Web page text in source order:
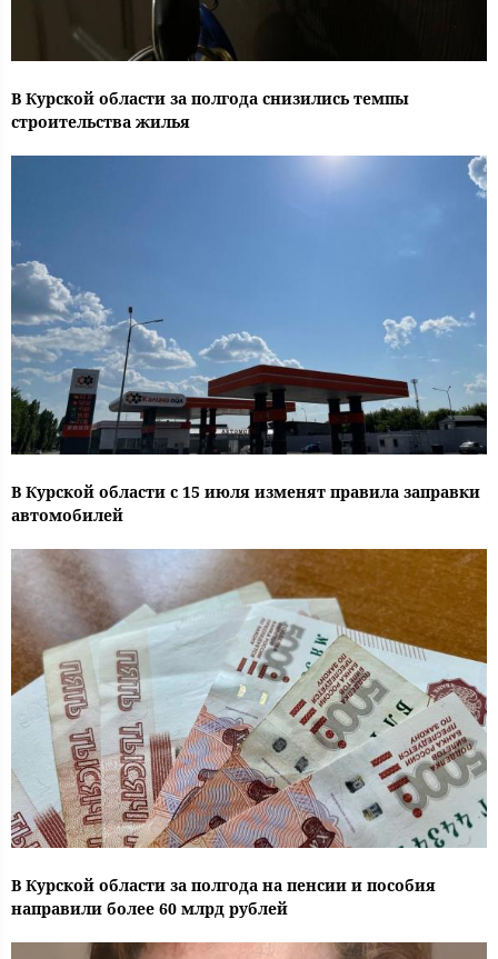
В Курской области за полгода снизились темпы
строительства жилья
В Курской области с 15 июля изменят правила заправки
автомобилей
В Курской области за полгода на пенсии и пособия
направили более 60 млрд рублей